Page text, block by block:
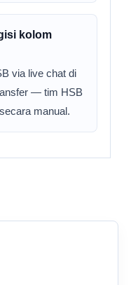
kolom
via live chat di
— tim HSB
manual.